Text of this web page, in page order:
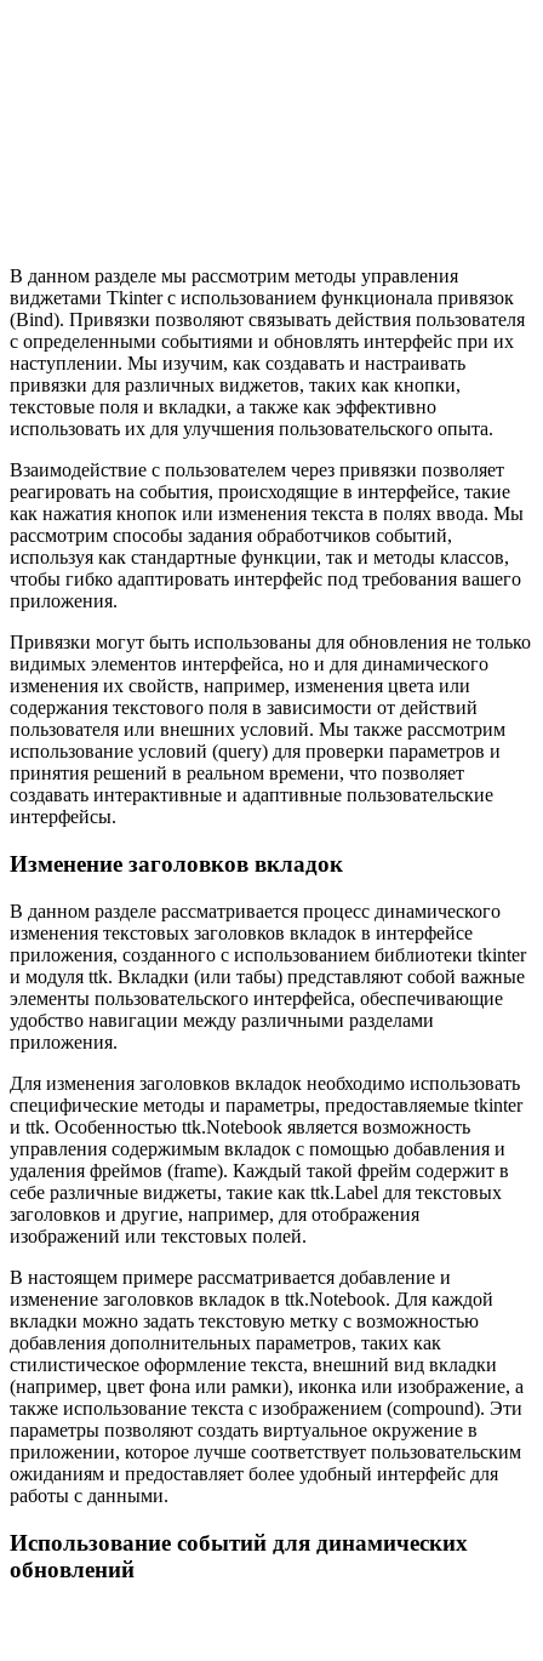
В данном разделе мы рассмотрим методы управления
виджетами Tkinter с использованием функционала привязок
(Bind). Привязки позволяют связывать действия пользователя
с определенными событиями и обновлять интерфейс при их
наступлении. Мы изучим, как создавать и настраивать
привязки для различных виджетов, таких как кнопки,
текстовые поля и вкладки, а также как эффективно
использовать их для улучшения пользовательского опыта.
Взаимодействие с пользователем через привязки позволяет
реагировать на события, происходящие в интерфейсе, такие
как нажатия кнопок или изменения текста в полях ввода. Мы
рассмотрим способы задания обработчиков событий,
используя как стандартные функции, так и методы классов,
чтобы гибко адаптировать интерфейс под требования вашего
приложения.
Привязки могут быть использованы для обновления не только
видимых элементов интерфейса, но и для динамического
изменения их свойств, например, изменения цвета или
содержания текстового поля в зависимости от действий
пользователя или внешних условий. Мы также рассмотрим
использование условий (query) для проверки параметров и
принятия решений в реальном времени, что позволяет
создавать интерактивные и адаптивные пользовательские
интерфейсы.
Изменение заголовков вкладок
В данном разделе рассматривается процесс динамического
изменения текстовых заголовков вкладок в интерфейсе
приложения, созданного с использованием библиотеки tkinter
и модуля ttk. Вкладки (или табы) представляют собой важные
элементы пользовательского интерфейса, обеспечивающие
удобство навигации между различными разделами
приложения.
Для изменения заголовков вкладок необходимо использовать
специфические методы и параметры, предоставляемые tkinter
и ttk. Особенностью ttk.Notebook является возможность
управления содержимым вкладок с помощью добавления и
удаления фреймов (frame). Каждый такой фрейм содержит в
себе различные виджеты, такие как ttk.Label для текстовых
заголовков и другие, например, для отображения
изображений или текстовых полей.
В настоящем примере рассматривается добавление и
изменение заголовков вкладок в ttk.Notebook. Для каждой
вкладки можно задать текстовую метку с возможностью
добавления дополнительных параметров, таких как
стилистическое оформление текста, внешний вид вкладки
(например, цвет фона или рамки), иконка или изображение, а
также использование текста с изображением (compound). Эти
параметры позволяют создать виртуальное окружение в
приложении, которое лучше соответствует пользовательским
ожиданиям и предоставляет более удобный интерфейс для
работы с данными.
Использование событий для динамических
обновлений